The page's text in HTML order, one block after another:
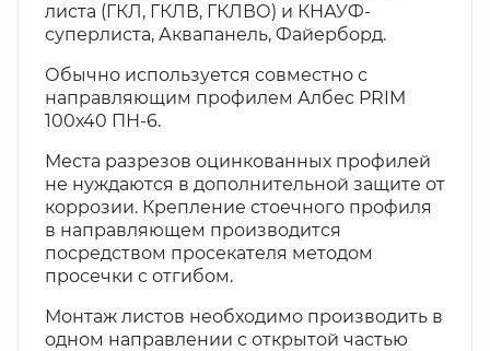
листа (ГКЛ, ГКЛВ, ГКЛВО) и КНАУФ-
суперлиста, Аквапанель, Файерборд.
Обычно используется совместно с
направляющим профилем Албес PRIM
100х40 ПН-6.
Места разрезов оцинкованных профилей
не нуждаются в дополнительной защите от
коррозии. Крепление стоечного профиля
в направляющем производится
посредством просекателя методом
просечки с отгибом.
Монтаж листов необходимо производить в
одном направлении с открытой частью